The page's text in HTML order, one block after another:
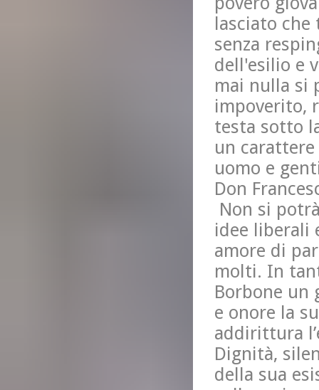
lasciato
senza
dell'esilio e
mai nulla si
impoverito,
testa sotto
un
uomo e
Don
Non si
idee liberali
amore di
molti. In
Borbone un
e onore la
addirittura
Dignità,
della sua